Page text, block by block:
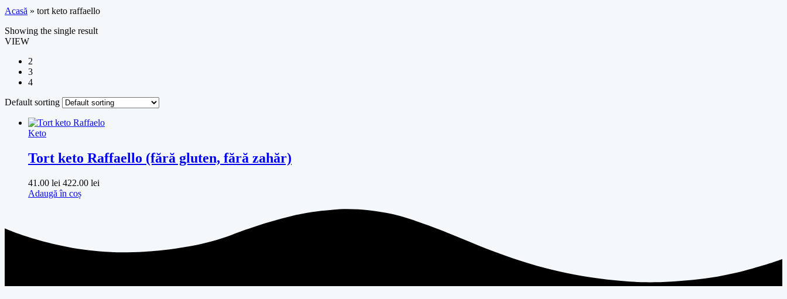
Acasă » tort keto raffaello
Showing the single result
VIEW
2
3
4
Default sorting
Keto
Tort keto Raffaello (fără gluten, fără zahăr)
41.00 lei 422.00 lei
Adaugă în coș